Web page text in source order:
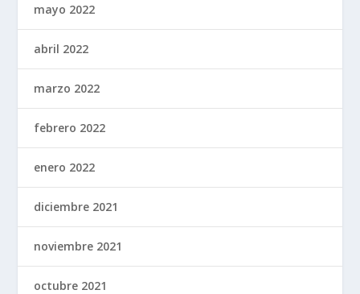
mayo 2022
abril 2022
marzo 2022
febrero 2022
enero 2022
diciembre 2021
noviembre 2021
octubre 2021